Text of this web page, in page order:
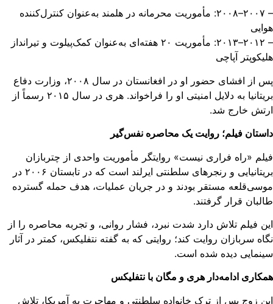
– ۲۰۰۷–۲۰۰۸: مأموریت محرمانه در هلمند به‌عنوان کنترل‌کننده
– ۲۰۱۲–۲۰۱۳: مأموریت ۲۰ هفته‌ای به‌عنوان کمک‌پیلوت و تیرانداز
آپاچی
پس از افشای حضور او در افغانستان در سال ۲۰۰۸، وزارت دفاع
بریتانیا به دلایل امنیتی او را فراخواند. هری در سال ۲۰۱۵ رسماً از
خارج شد.
فیلم؛ روایت یک محاصره نفس‌گیر
«راه فراری نیست» روایتگر مأموریت واحدی از چتربازان
بریتانیایی و رنجرهای سلطنتی ایرلند است که در تابستان ۲۰۰۶ در
مستقر بودند و در جریان عملیات، هدف حمله گسترده
قرار گرفتند.
فیلم تلاش دارد شدت نبرد، فشار روانی، و تجربه محاصره را از
سربازان روایت کند؛ روایتی که به گفته نتفلیکس، کمتر در آثار
دیده شده است.
ادامه‌دار هری و مگان با نتفلیکس
زوج پس از ترک خانواده سلطنتی و مهاجرت به آمریکا، تلاش